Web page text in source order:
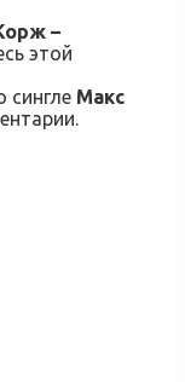
–
этой
сингле Макс